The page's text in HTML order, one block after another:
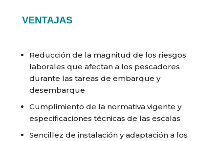
VENTAJAS
Reducción de la magnitud de los riesgos
laborales que afectan a los pescadores
durante las tareas de embarque y
desembarque
Cumplimiento de la normativa vigente y
especificaciones técnicas de las escalas
Sencillez de instalación y adaptación a los